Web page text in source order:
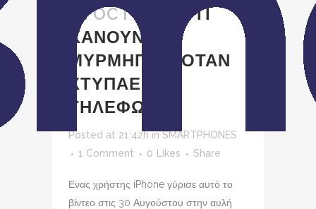
01 OCT
ΔΕΙΤΕ ΤΙ
ΚΑΝΟΥΝ ΤΑ
ΜΥΡΜΗΓΚΙΑ ΟΤΑΝ
ΧΤΥΠΑΕΙ ΤΟ
ΤΗΛΕΦΩΝΟ
Posted at 21:42hinSMARTPHONES
1 Comment
0 Likes Share
Ενας χρήστης iPhone γύρισε αυτό το
βίντεο στις 30 Αυγούστου στην αυλή